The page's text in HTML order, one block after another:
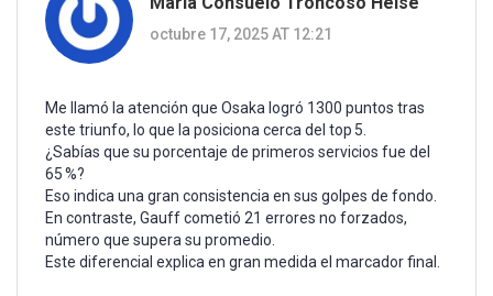
octubre 17, 2025 AT 12:21
Me llamó la atención que Osaka logró 1300 puntos tras
este triunfo, lo que la posiciona cerca del top 5.
¿Sabías que su porcentaje de primeros servicios fue del
65 %?
Eso indica una gran consistencia en sus golpes de fondo.
En contraste, Gauff cometió 21 errores no forzados,
número que supera su promedio.
Este diferencial explica en gran medida el marcador final.